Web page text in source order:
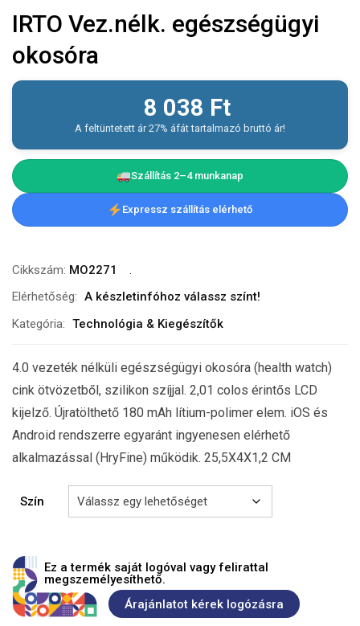
IRTO Vez.nélk. egészségügyi
okosóra
8 038 Ft
A feltüntetett ár 27% áfát tartalmazó bruttó ár!
Szállítás 2–4 munkanap
Expressz szállítás elérhető
Cikkszám: MO2271
Elérhetőség: A készletinfóhoz válassz színt!
Kategória: Technológia & Kiegészítők
4.0 vezeték nélküli egészségügyi okosóra (health watch)
cink ötvözetből, szilikon szíjjal. 2,01 colos érintős LCD
kijelző. Újratölthető 180 mAh lítium-polimer elem. iOS és
Android rendszerre egyaránt ingyenesen elérhető
alkalmazással (HryFine) működik. 25,5X4X1,2 CM
Szín
Ez a termék saját logóval vagy felirattal
megszemélyesíthető.
Árajánlatot kérek logózásra